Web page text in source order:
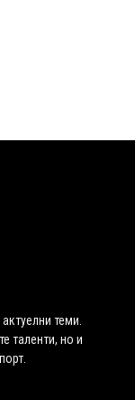
теми.
таленти, но и